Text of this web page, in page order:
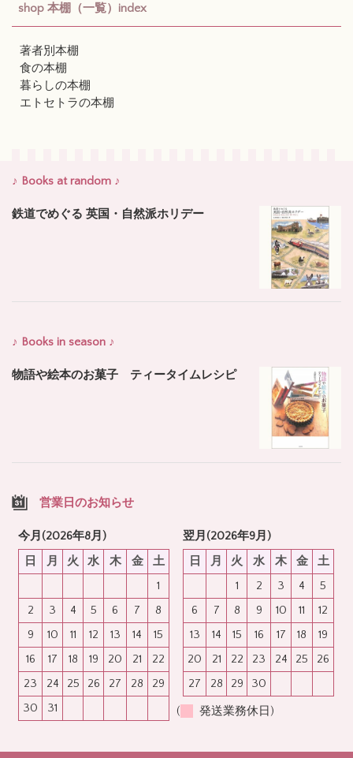
shop 本棚（一覧）index
著者別本棚
食の本棚
暮らしの本棚
エトセトラの本棚
♪ Books at random ♪
鉄道でめぐる 英国・自然派ホリデー
♪ Books in season ♪
物語や絵本のお菓子 ティータイムレシピ
営業日のお知らせ
今月(2026年8月)
日
月 火 水 木 金
土
1
2
3 4 5 6 7
8
9
10 11 12 13 14
15
16
17 18 19 20 21
22
23
24 25 26 27 28
29
30
31
翌月(2026年9月)
日
月 火 水 木 金
土
1
2 3 4
5
6
7 8 9 10 11
12
13
14 15 16 17 18
19
20
21 22 23 24 25
26
27
28 29 30
( 発送業務休日)